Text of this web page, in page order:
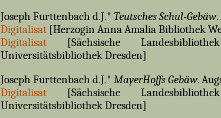
Joseph Furttenbach d.J.* Teutsches Schul-Gebäw.
Digitalisat[Herzogin Anna Amalia Bibliothek
Digitalisat[Sächsische
Universitätsbibliothek Dresden]
Joseph Furttenbach d.J.* MayerHoffs Gebäw.
Digitalisat[Sächsische
Universitätsbibliothek Dresden]